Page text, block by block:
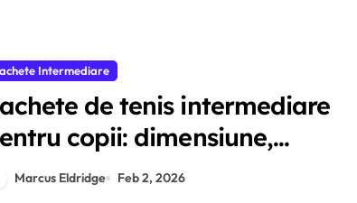
Intermediare
de tenis intermediare
copii: dimensiune,
greutate, siguranță
Marcus Eldridge Feb 2, 2026